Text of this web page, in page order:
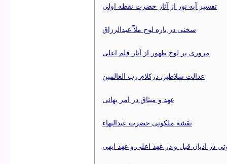
تفسير آيه نور از آثار حضرت نقطه اولی
سخنی در باره لوح ملاّّ عبدالرزاق
مروری بر لوح ظهور از آثار قلم اعلی
عدالت سلاطين دركلام رب العالمين
عهد و ميثاق در امر بهائی
نقشة ملكوتی حضرت عبدالبهاء
در اديان قبل و در عهد اعلی و عهد ابهی